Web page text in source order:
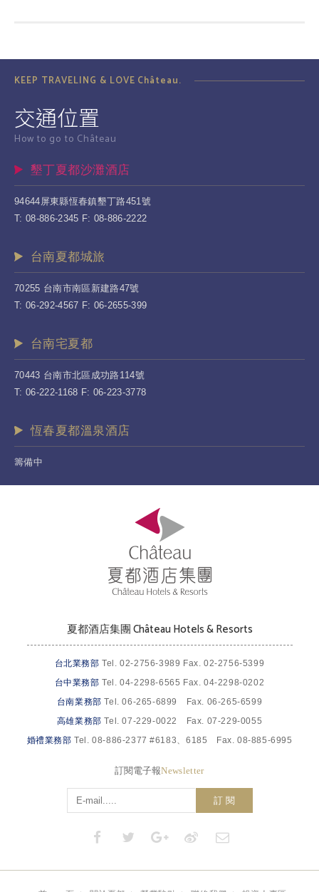
KEEP TRAVELING & LOVE Château.
交通位置
How to go to Château
墾丁夏都沙灘酒店
94644屏東縣恆春鎮墾丁路451號
T: 08-886-2345 F: 08-886-2222
台南夏都城旅
70255 台南市南區新建路47號
T: 06-292-4567 F: 06-2655-399
台南宅夏都
70443 台南市北區成功路114號
T: 06-222-1168 F: 06-223-3778
恆春夏都溫泉酒店
籌備中
夏都酒店集團 Château Hotels & Resorts
台北業務部 Tel. 02-2756-3989 Fax. 02-2756-5399
台中業務部 Tel. 04-2298-6565 Fax. 04-2298-0202
台南業務部 Tel. 06-265-6899 Fax. 06-265-6599
高雄業務部 Tel. 07-229-0022 Fax. 07-229-0055
婚禮業務部 Tel. 08-886-2377 #6183、6185 Fax. 08-885-6995
訂閱電子報Newsletter
訂 閱